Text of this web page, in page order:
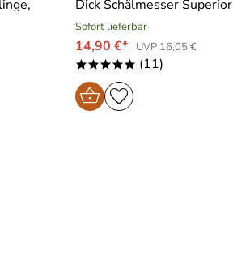
Dick Schälmesser Superior
Sofort lieferbar
14,90 €* UVP 16,05 €
***** (11)